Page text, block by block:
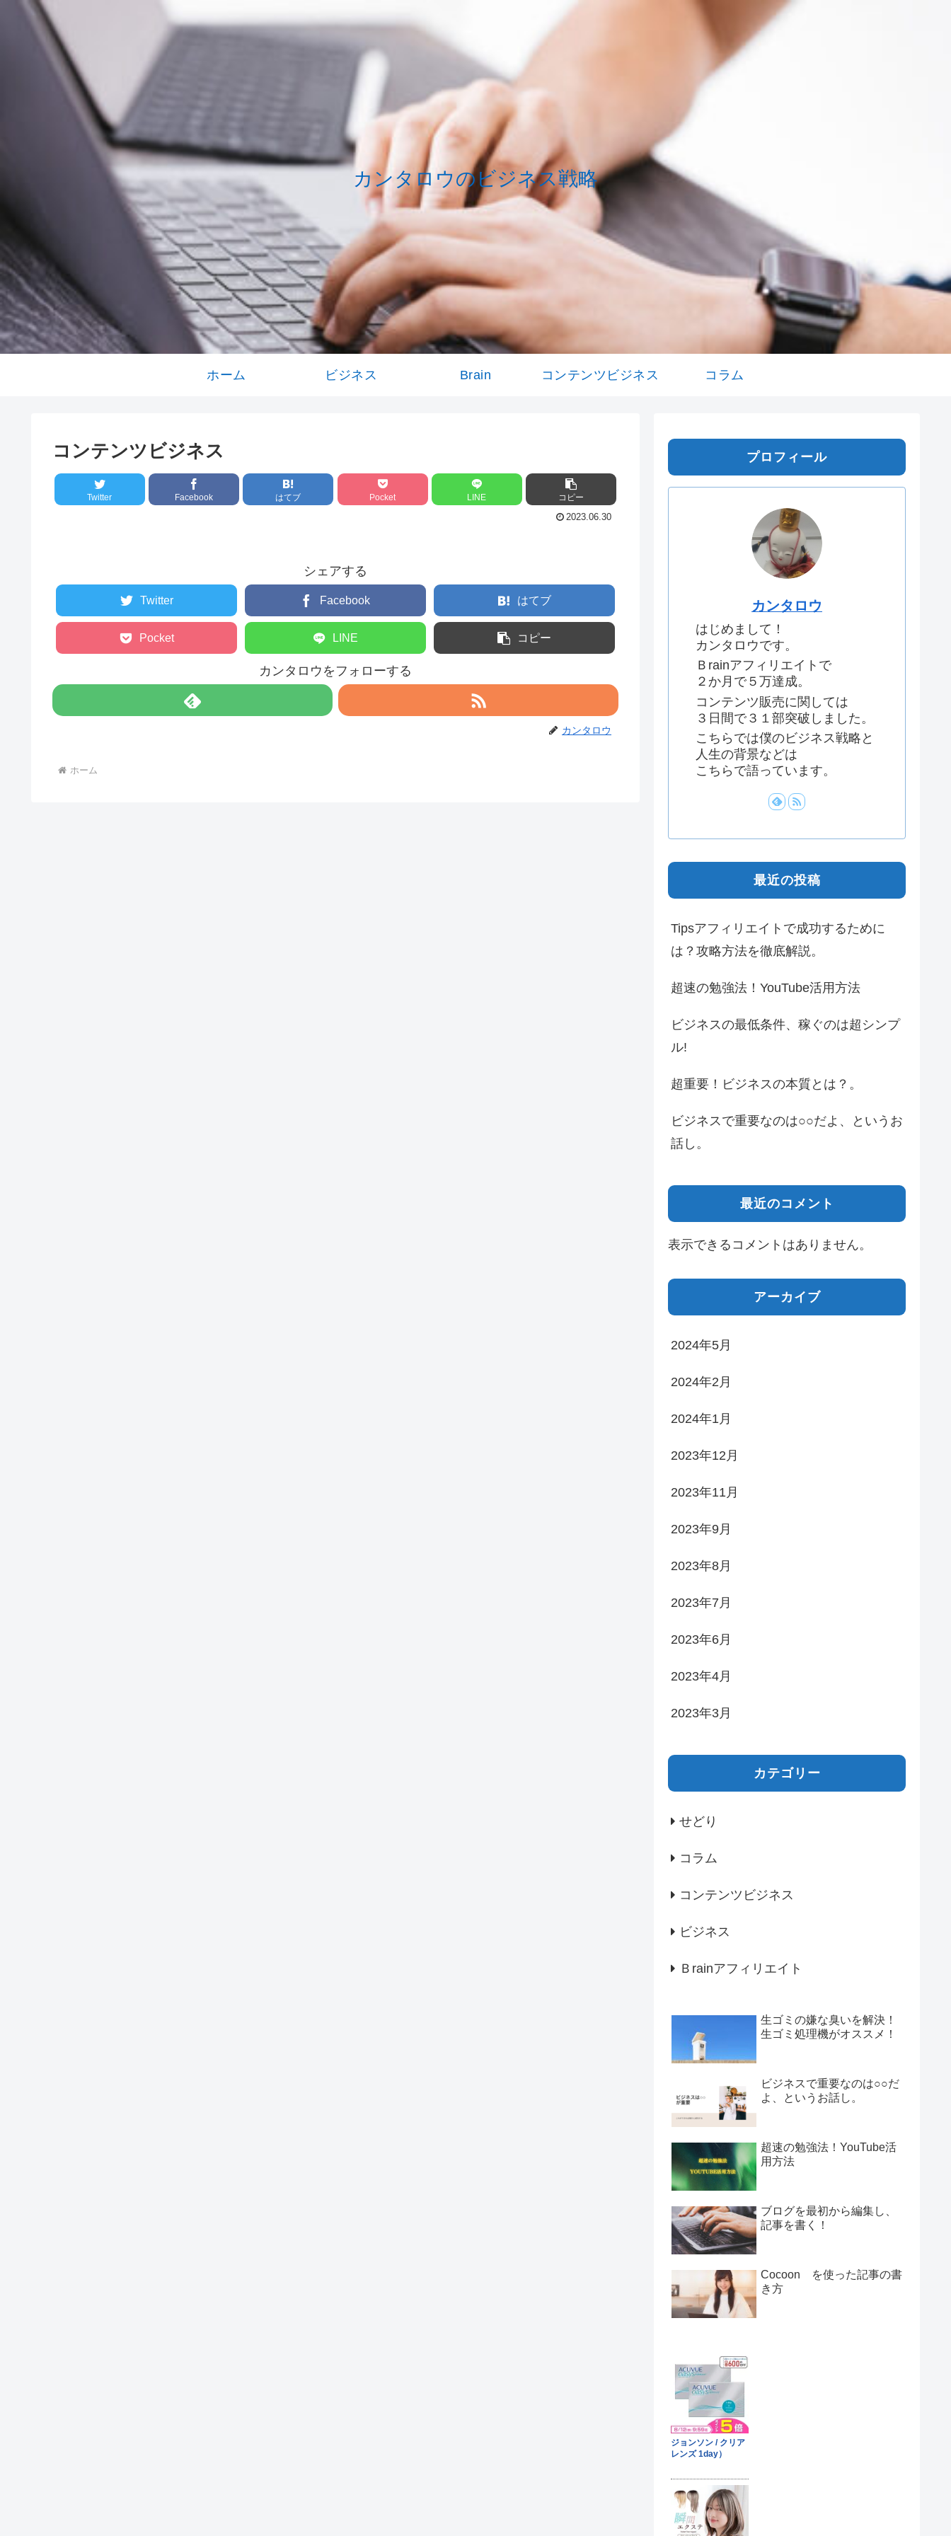
カンタロウのビジネス戦略
ホーム ビジネス Brain コンテンツビジネス コラム
コンテンツビジネス
Twitter Facebook はてブ Pocket LINE コピー
2023.06.30
シェアする
Twitter Facebook はてブ
Pocket LINE コピー
カンタロウをフォローする
カンタロウ
ホーム
プロフィール
カンタロウ
はじめまして！
カンタロウです。
Ｂrainアフィリエイトで
２か月で５万達成。
コンテンツ販売に関しては
３日間で３１部突破しました。
こちらでは僕のビジネス戦略と
人生の背景などは
こちらで語っています。
最近の投稿
Tipsアフィリエイトで成功するために
は？攻略方法を徹底解説。
超速の勉強法！YouTube活用方法
ビジネスの最低条件、稼ぐのは超シンプ
ル!
超重要！ビジネスの本質とは？。
ビジネスで重要なのは○○だよ、というお
話し。
最近のコメント
表示できるコメントはありません。
アーカイブ
2024年5月
2024年2月
2024年1月
2023年12月
2023年11月
2023年9月
2023年8月
2023年7月
2023年6月
2023年4月
2023年3月
カテゴリー
せどり
コラム
コンテンツビジネス
ビジネス
Ｂrainアフィリエイト
生ゴミの嫌な臭いを解決！
生ゴミ処理機がオススメ！
ビジネスで重要なのは○○だ
よ、というお話し。
超速の勉強法！YouTube活
用方法
ブログを最初から編集し、
記事を書く！
Cocoon を使った記事の書
き方